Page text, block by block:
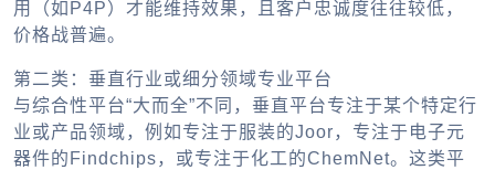
用（如P4P）才能维持效果，且客户忠诚度往往较低，
价格战普遍。
第二类：垂直行业或细分领域专业平台
与综合性平台“大而全”不同，垂直平台专注于某个特定行
业或产品领域，例如专注于服装的Joor，专注于电子元
器件的Findchips，或专注于化工的ChemNet。这类平